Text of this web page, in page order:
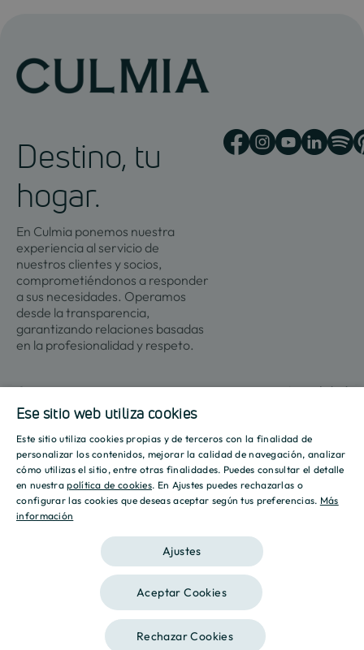
Destino, tu
hogar.
En Culmia ponemos nuestra
experiencia al servicio de
nuestros clientes y socios,
comprometiéndonos a responder
a sus necesidades. Operamos
desde la transparencia,
garantizando relaciones basadas
en la profesionalidad y respeto.
Contacto Actualidad
Promociones
Madrid
Barcelona
Culmia
Sobre
nosotros
Sala
de
prensa
Informes
Iniciativas
Líneas
de
negocio
Vivienda
Vivienda
Asequible
Vivienda
Alquiler
Gestión
Suelo
Actualidad
Tendencias
Innovación
Recursos
Política de privacidad Política de Cookies
2026 Culmia • Todos los derechos reservados
SPANISH
ENGLISH
Ese sitio web utiliza cookies
Este sitio utiliza cookies propias y de terceros con la finalidad de
personalizar los contenidos, mejorar la calidad de navegación, analizar
cómo utilizas el sitio, entre otras finalidades. Puedes consultar el detalle
en nuestrapolítica de cookies. En Ajustes puedes rechazarlas o
configurar las cookies que deseas aceptar según tus preferencias. Más
información
Ajustes
Aceptar Cookies
Rechazar Cookies